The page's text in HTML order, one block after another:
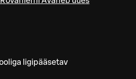
ligipääsetav